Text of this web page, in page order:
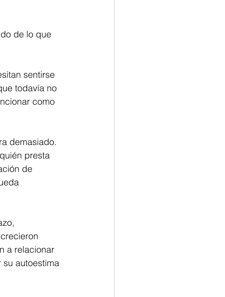
de lo que
sentirse
todavía no
como
demasiado.
presta
de
a relacionar
autoestima